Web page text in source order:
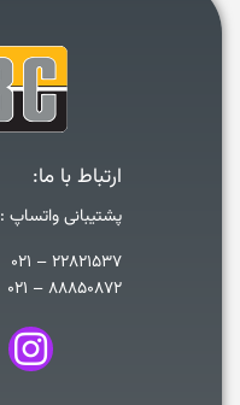
ارتباط با ما:
پشتیبانی واتساپ : 09122487237
۲۲۸۲۱۵۳۷ – ۰۲۱ ۸۸۸۵۰۸۷۱ – ۰۲۱
۸۸۸۵۰۸۷۲ – ۰۲۱ ۸۸۸۵۰۸۷۴ – ۰۲۱